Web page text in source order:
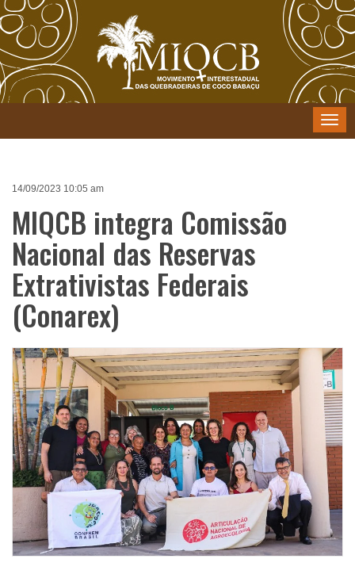
Menu
14/09/2023 10:05 am
MIQCB integra Comissão
Nacional das Reservas
Extrativistas Federais
(Conarex)